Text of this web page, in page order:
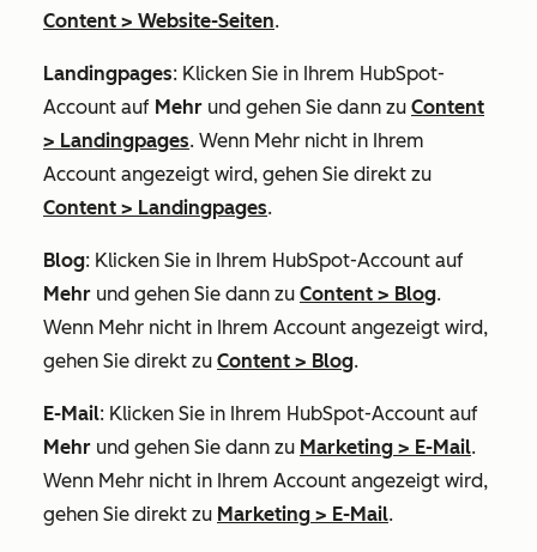
Content > Website-Seiten.
Landingpages: Klicken Sie in Ihrem HubSpot-
Account auf Mehr und gehen Sie dann zu Content
> Landingpages. Wenn Mehr nicht in Ihrem
Account angezeigt wird, gehen Sie direkt zu
Content > Landingpages.
Blog: Klicken Sie in Ihrem HubSpot-Account auf
Mehr und gehen Sie dann zu Content > Blog.
Wenn Mehr nicht in Ihrem Account angezeigt wird,
gehen Sie direkt zu Content > Blog.
E-Mail: Klicken Sie in Ihrem HubSpot-Account auf
Mehr und gehen Sie dann zu Marketing > E-Mail.
Wenn Mehr nicht in Ihrem Account angezeigt wird,
gehen Sie direkt zu Marketing > E-Mail.